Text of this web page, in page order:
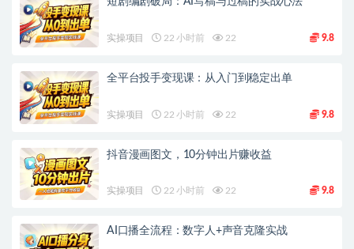
实操项目 22 小时前 22 9.8
全平台投手变现课：从入门到稳定出单
实操项目 22 小时前 22 9.8
抖音漫画图文，10分钟出片赚收益
实操项目 22 小时前 22 9.8
AI口播全流程：数字人+声音克隆实战